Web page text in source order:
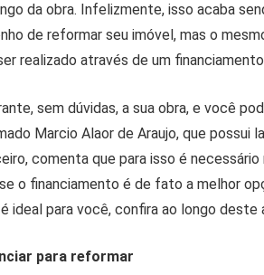
da obra. Infelizmente, isso acaba
de reformar seu imóvel, mas o
realizado através de um
sem dúvidas, a sua obra, e você
Marcio Alaor de Araujo, que possui
comenta que para isso é necessário
o financiamento é de fato a melhor
ideal para você, confira ao longo deste
para reformar